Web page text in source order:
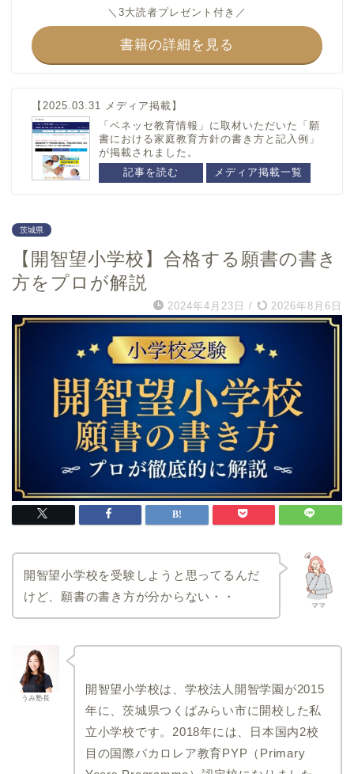
＼3大読者プレゼント付き／
書籍の詳細を見る
【2025.03.31 メディア掲載】
「ベネッセ教育情報」に取材いただいた「願
書における家庭教育方針の書き方と記入例」
が掲載されました。
記事を読む
メディア掲載一覧
茨城県
【開智望小学校】合格する願書の書き
方をプロが解説
2024年4月23日 / 2026年8月6日
ママ
開智望小学校を受験しようと思ってるんだ
けど、願書の書き方が分からない・・
うみ塾長
開智望小学校は、学校法人開智学園が2015
年に、茨城県つくばみらい市に開校した私
立小学校です。2018年には、日本国内2校
目の国際バカロレア教育PYP（Primary
香里ヌヴェール学院小学
学校
大阪教育大学附属池田小
関西大学初等部
建国小学校
箕面自由学園小学校
賢明学院小学校
関西創価小学校
アサンプション国際小学
校
利晶学園小学校
日出学園小学校
昭和学院小学校
国府台女子学院小学部
暁星国際小学校
学校
暁星国際流山小学校
光風台三育小学校
成田高等学校付属小学校
千葉日本大学第一小学校
北海道
北海道教育大学附属旭川
小学校
北海道教育大学附属札幌
小学校
北海道教育大学附属函館
愛知県
瀬戸SOLAN学園初等中等
椙山女学園大学附属小学
埼玉県
開智小学校(総合部)
開智所沢小学校
埼玉大学教育学部附属小
学校